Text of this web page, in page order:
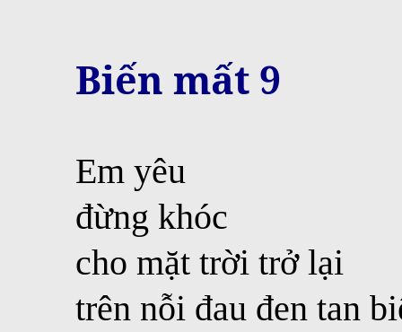
Biến mất 9
Em yêu
đừng khóc
cho mặt trời trở lại
trên nỗi đau đen tan